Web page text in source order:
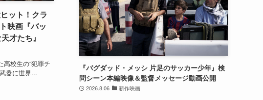
ット！クラ
映画『バッ
才たち』
高校生の“犯罪チ
器に世界...
『バグダッド・メッシ 片足のサッカー少年』検
問シーン本編映像＆監督メッセージ動画公開
2026.8.06 新作映画